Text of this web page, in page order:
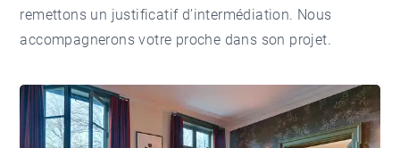
remettons un justificatif d’intermédiation. Nous
accompagnerons votre proche dans son projet.